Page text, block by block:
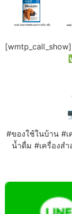
[wmtp_call_show]
#ของใช้ในบ้าน #เ
น้ำดื่ม #เครื่องส